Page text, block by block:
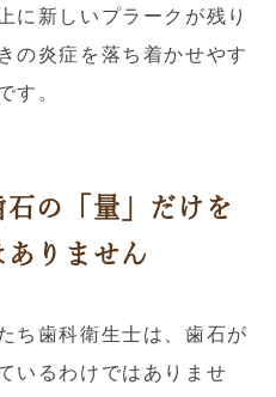
に新しいプラークが残り
の炎症を落ち着かせやす
す。
の「量」だけを
ありません
ち歯科衛生士は、歯石が
いるわけではありませ